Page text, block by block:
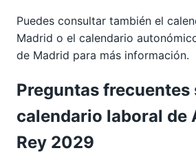
Puedes consultar también el
Madrid o el calendario
de Madrid para más información.
Preguntas frecuentes
calendario laboral de
Rey 2029